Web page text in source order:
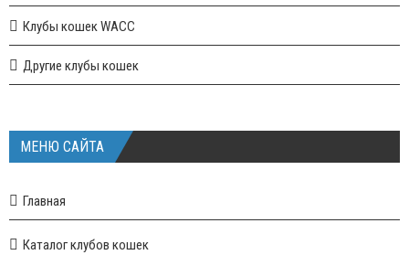
Клубы кошек WACC
Другие клубы кошек
МЕНЮ САЙТА
Главная
Каталог клубов кошек